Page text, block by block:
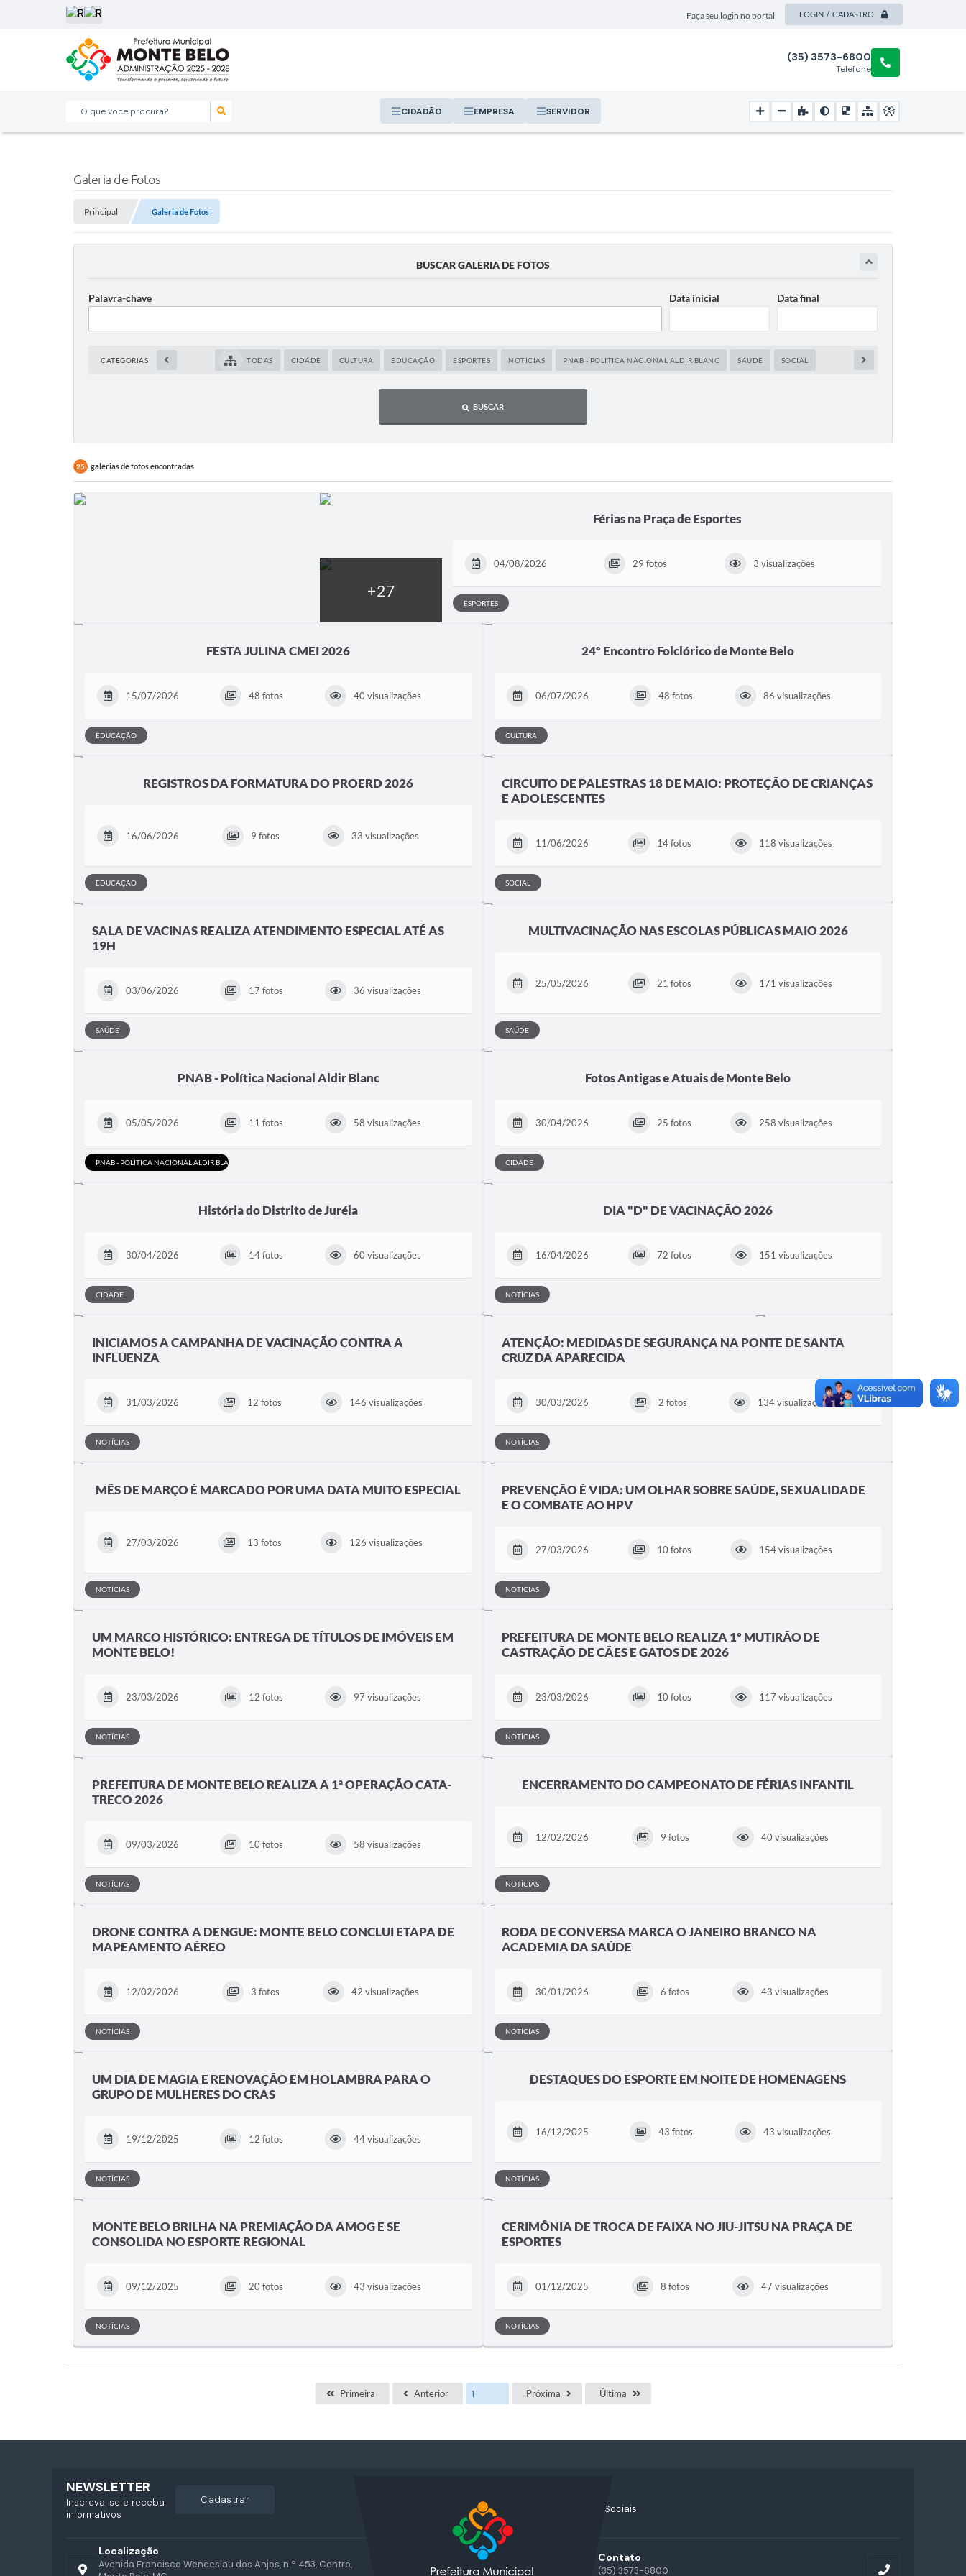
Faça seu login no portal LOGIN / CADASTRO
O que voce procura? CIDADÃO EMPRESA SERVIDOR
Telefone
(35) 3573-6800
Galeria de Fotos
Principal Galeria de Fotos
BUSCAR GALERIA DE FOTOS
Palavra-chave Data inicial Data final
CATEGORIAS TODAS CIDADE CULTURA EDUCAÇÃO ESPORTES NOTÍCIAS PNAB - POLÍTICA NACIONAL ALDIR BLANC SAÚDE SOCIAL
BUSCAR
25 galerias de fotos encontradas
Férias na Praça de Esportes
04/08/2026 29 fotos 3 visualizações
ESPORTES
FESTA JULINA CMEI 2026
15/07/2026 48 fotos 40 visualizações
EDUCAÇÃO
24º Encontro Folclórico de Monte Belo
06/07/2026 48 fotos 86 visualizações
CULTURA
REGISTROS DA FORMATURA DO PROERD 2026
16/06/2026 9 fotos 33 visualizações
EDUCAÇÃO
CIRCUITO DE PALESTRAS 18 DE MAIO: PROTEÇÃO DE CRIANÇAS
E ADOLESCENTES
11/06/2026 14 fotos 118 visualizações
SOCIAL
SALA DE VACINAS REALIZA ATENDIMENTO ESPECIAL ATÉ AS
19H
03/06/2026 17 fotos 36 visualizações
SAÚDE
MULTIVACINAÇÃO NAS ESCOLAS PÚBLICAS MAIO 2026
25/05/2026 21 fotos 171 visualizações
SAÚDE
PNAB - Política Nacional Aldir Blanc
05/05/2026 11 fotos 58 visualizações
PNAB - POLÍTICA NACIONAL ALDIR BLANC
Fotos Antigas e Atuais de Monte Belo
30/04/2026 25 fotos 258 visualizações
CIDADE
História do Distrito de Juréia
30/04/2026 14 fotos 60 visualizações
CIDADE
DIA "D" DE VACINAÇÃO 2026
16/04/2026 72 fotos 151 visualizações
NOTÍCIAS
INICIAMOS A CAMPANHA DE VACINAÇÃO CONTRA A
INFLUENZA
31/03/2026 12 fotos 146 visualizações
NOTÍCIAS
ATENÇÃO: MEDIDAS DE SEGURANÇA NA PONTE DE SANTA
CRUZ DA APARECIDA
30/03/2026 2 fotos 134 visualizações
NOTÍCIAS
MÊS DE MARÇO É MARCADO POR UMA DATA MUITO ESPECIAL
27/03/2026 13 fotos 126 visualizações
NOTÍCIAS
PREVENÇÃO É VIDA: UM OLHAR SOBRE SAÚDE, SEXUALIDADE
E O COMBATE AO HPV
27/03/2026 10 fotos 154 visualizações
NOTÍCIAS
UM MARCO HISTÓRICO: ENTREGA DE TÍTULOS DE IMÓVEIS EM
MONTE BELO!
23/03/2026 12 fotos 97 visualizações
NOTÍCIAS
PREFEITURA DE MONTE BELO REALIZA 1º MUTIRÃO DE
CASTRAÇÃO DE CÃES E GATOS DE 2026
23/03/2026 10 fotos 117 visualizações
NOTÍCIAS
PREFEITURA DE MONTE BELO REALIZA A 1ª OPERAÇÃO CATA-
TRECO 2026
09/03/2026 10 fotos 58 visualizações
NOTÍCIAS
ENCERRAMENTO DO CAMPEONATO DE FÉRIAS INFANTIL
12/02/2026 9 fotos 40 visualizações
NOTÍCIAS
DRONE CONTRA A DENGUE: MONTE BELO CONCLUI ETAPA DE
MAPEAMENTO AÉREO
12/02/2026 3 fotos 42 visualizações
NOTÍCIAS
RODA DE CONVERSA MARCA O JANEIRO BRANCO NA
ACADEMIA DA SAÚDE
30/01/2026 6 fotos 43 visualizações
NOTÍCIAS
UM DIA DE MAGIA E RENOVAÇÃO EM HOLAMBRA PARA O
GRUPO DE MULHERES DO CRAS
19/12/2025 12 fotos 44 visualizações
NOTÍCIAS
DESTAQUES DO ESPORTE EM NOITE DE HOMENAGENS
16/12/2025 43 fotos 43 visualizações
NOTÍCIAS
MONTE BELO BRILHA NA PREMIAÇÃO DA AMOG E SE
CONSOLIDA NO ESPORTE REGIONAL
09/12/2025 20 fotos 43 visualizações
NOTÍCIAS
CERIMÔNIA DE TROCA DE FAIXA NO JIU-JITSU NA PRAÇA DE
ESPORTES
01/12/2025 8 fotos 47 visualizações
NOTÍCIAS
Primeira Anterior Próxima Última
Acompanhe nossas Redes Sociais
Localização
Avenida Francisco Wenceslau dos Anjos, n.º 453, Centro,
Contato
(35) 3573-6800
NEWSLETTER
Inscreva-se e receba
informativos
cadastrar